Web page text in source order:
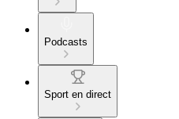
Podcasts
Sport en direct